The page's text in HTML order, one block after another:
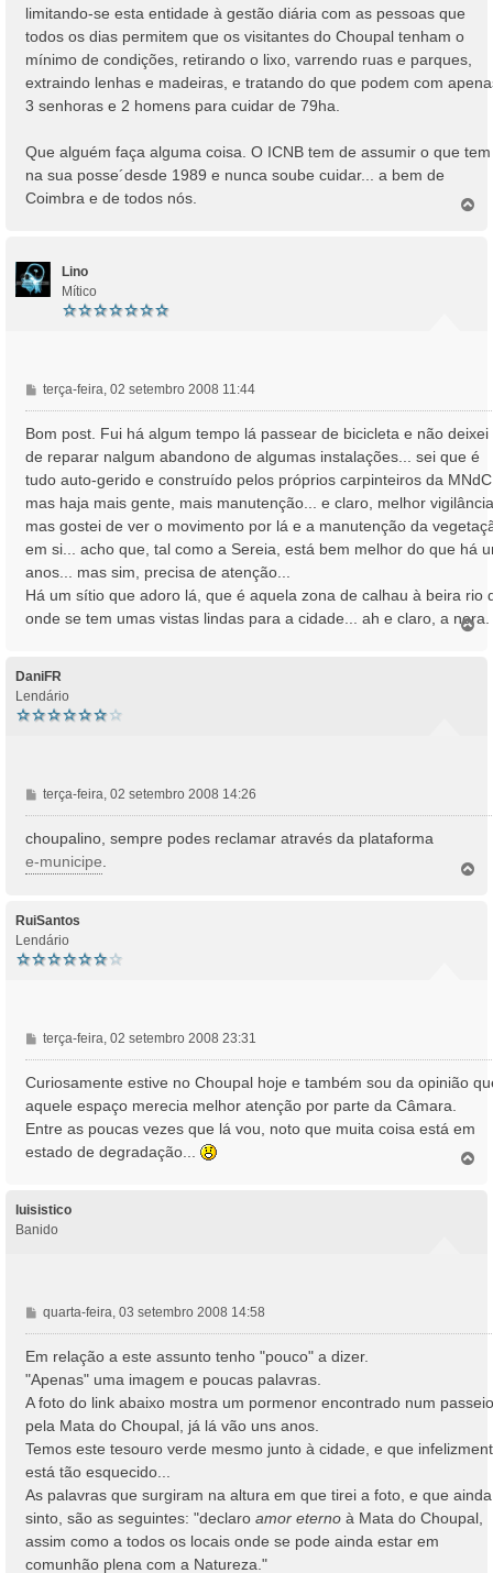
limitando-se esta entidade à gestão diária com as pessoas que
todos os dias permitem que os visitantes do Choupal tenham o
mínimo de condições, retirando o lixo, varrendo ruas e parques,
extraindo lenhas e madeiras, e tratando do que podem com
3 senhoras e 2 homens para cuidar de 79ha.
Que alguém faça alguma coisa. O ICNB tem de assumir o que tem
na sua posse´desde 1989 e nunca soube cuidar... a bem de
Coimbra e de todos nós.
Lino
Mítico
M
e
a
g
e
m
terça-feira, 02 setembro 2008 11:44
Bom post. Fui há algum tempo lá passear de bicicleta e não deixei
de reparar nalgum abandono de algumas instalações... sei que é
tudo auto-gerido e construído pelos próprios carpinteiros da
mas haja mais gente, mais manutenção... e claro, melhor
mas gostei de ver o movimento por lá e a manutenção da
em si... acho que, tal como a Sereia, está bem melhor do que há
anos... mas sim, precisa de atenção...
Há um sítio que adoro lá, que é aquela zona de calhau à beira rio
onde se tem umas vistas lindas para a cidade... ah e claro, a nora.T
DaniFR
Lendário
M
e
a
terça-feira, 02 setembro 2008 14:26
choupalino, sempre podes reclamar através da plataforma
e-municipe
RuiSantos
Lendário
M
e
n
a
g
e
terça-feira, 02 setembro 2008 23:31
Curiosamente estive no Choupal hoje e também sou da opinião
aquele espaço merecia melhor atenção por parte da Câmara.
Entre as poucas vezes que lá vou, noto que muita coisa está em
estado de degradação...
luisistico
Banido
M
e
a
g
e
m
quarta-feira, 03 setembro 2008 14:58
Em relação a este assunto tenho "pouco" a dizer.
"Apenas" uma imagem e poucas palavras.
A foto do link abaixo mostra um pormenor encontrado num passeio
pela Mata do Choupal, já lá vão uns anos.
Temos este tesouro verde mesmo junto à cidade, e que
está tão esquecido...
As palavras que surgiram na altura em que tirei a foto, e que ainda
sinto, são as seguintes: "declaro amor eterno à Mata do Choupal,
assim como a todos os locais onde se pode ainda estar em
comunhão plena com a Natureza."